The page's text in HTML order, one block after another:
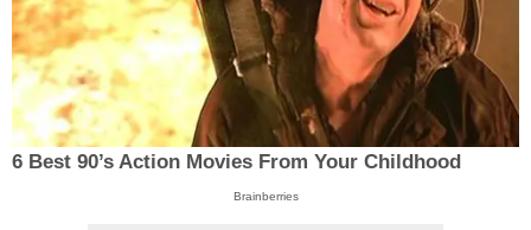
6 Best 90’s Action Movies From Your Childhood
Brainberries